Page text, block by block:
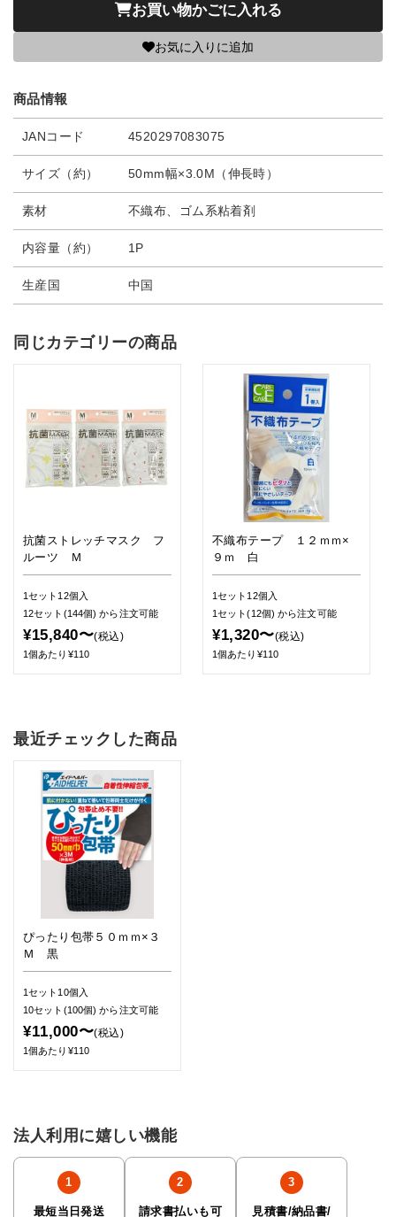
お買い物かごに入れる
お気に入りに追加
商品情報
JANコード 4520297083075
サイズ（約） 50mm幅×3.0M（伸長時）
素材 不織布、ゴム系粘着剤
内容量（約） 1P
生産国 中国
同じカテゴリーの商品
抗菌ストレッチマスク フ
ルーツ Ｍ
1セット12個入
12セット(144個)から注文可能
¥15,840〜(税込)
1個あたり¥110
不織布テープ １２ｍｍ×
９ｍ 白
1セット12個入
1セット(12個)から注文可能
¥1,320〜(税込)
1個あたり¥110
最近チェックした商品
ぴったり包帯５０ｍｍ×３
Ｍ 黒
1セット10個入
10セット(100個)から注文可能
¥11,000〜(税込)
1個あたり¥110
法人利用に嬉しい機能
最短当日発送 請求書払いも可 見積書/納品書/